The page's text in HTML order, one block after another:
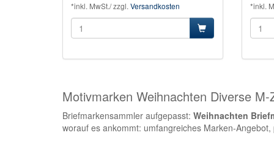
*inkl. MwSt./ zzgl. Versandkosten *inkl.
Motivmarken Weihnachten Diverse M-
Briefmarkensammler aufgepasst: Weihnachten
worauf es ankommt: umfangreiches Marken-